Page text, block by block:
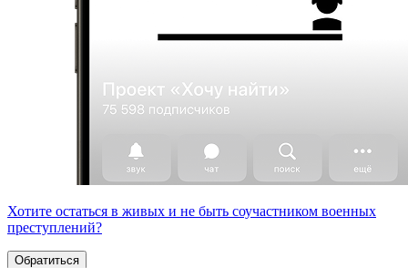
Хотите остаться в живых и не быть соучастником военных
преступлений?
Обратиться